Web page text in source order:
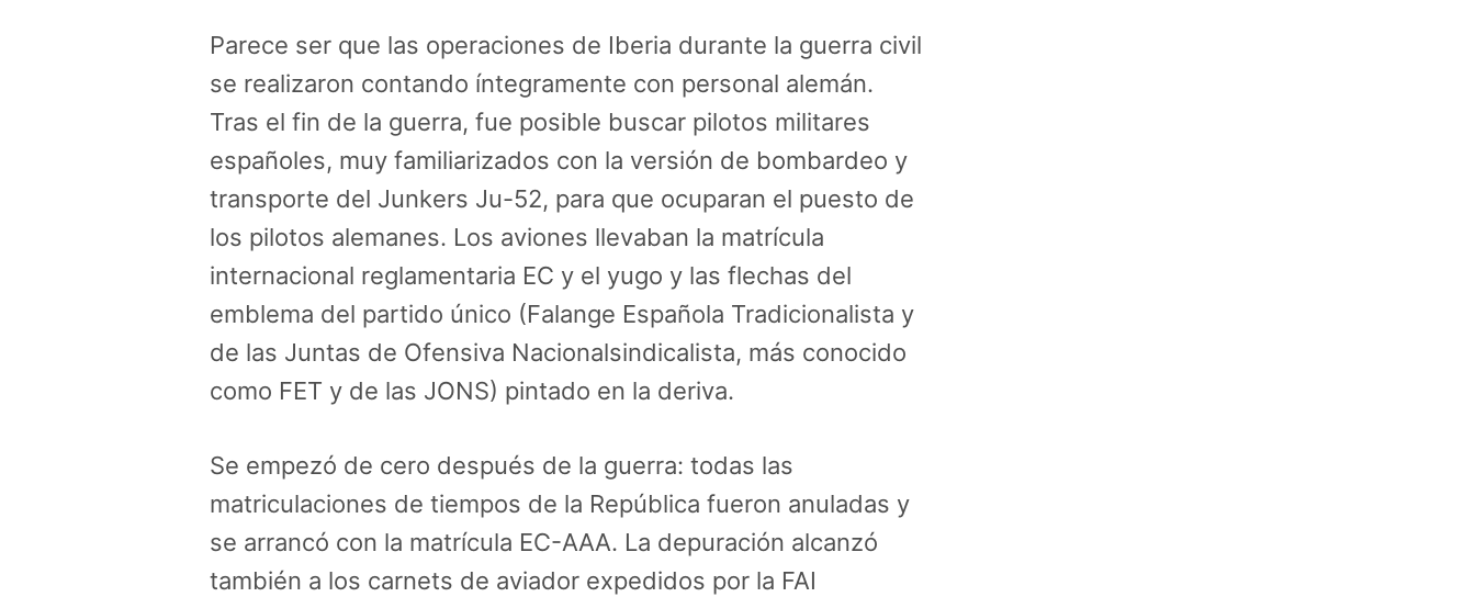
Parece ser que las operaciones de Iberia durante la guerra civil
se realizaron contando íntegramente con personal alemán.
Tras el fin de la guerra, fue posible buscar pilotos militares
españoles, muy familiarizados con la versión de bombardeo y
transporte del Junkers Ju-52, para que ocuparan el puesto de
los pilotos alemanes. Los aviones llevaban la matrícula
internacional reglamentaria EC y el yugo y las flechas del
emblema del partido único (Falange Española Tradicionalista y
de las Juntas de Ofensiva Nacionalsindicalista, más conocido
como FET y de las JONS) pintado en la deriva.
Se empezó de cero después de la guerra: todas las
matriculaciones de tiempos de la República fueron anuladas y
se arrancó con la matrícula EC-AAA. La depuración alcanzó
también a los carnets de aviador expedidos por la FAI